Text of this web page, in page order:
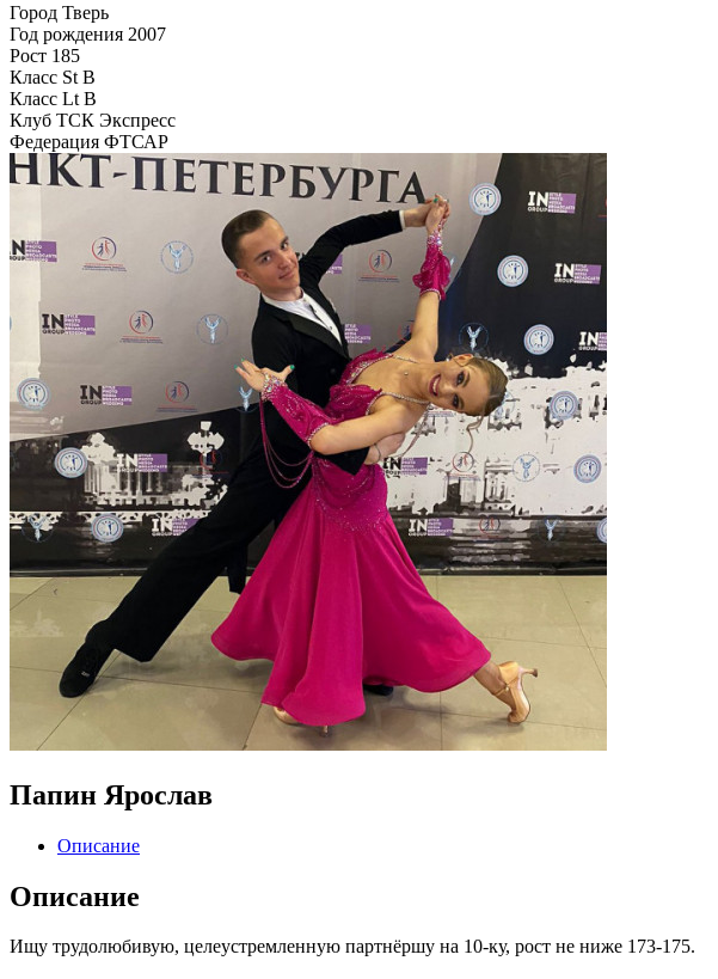
Город Тверь
Год рождения 2007
Рост 185
Класс St B
Класс Lt B
Клуб ТСК Экспресс
Федерация ФТСАР
Папин Ярослав
Описание
Описание
Ищу трудолюбивую, целеустремленную партнёршу на 10-ку, рост не ниже 173-175.